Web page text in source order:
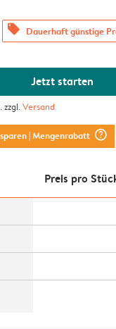
offers Dauerhaft günstige
Jetzt starten
zzgl.Versand
| Mengenrabatt question_mark_circle
Preis pro